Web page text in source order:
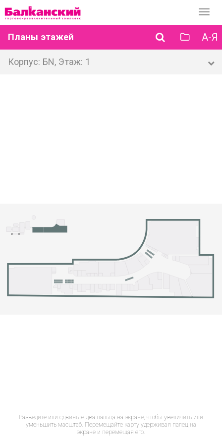
Планы этажей А-Я
Корпус: БN, Этаж: 1
Разведите или сдвиньте два пальца на экране, чтобы увеличить или
уменьшить масштаб. Перемещайте карту удерживая палец на
экране и перемещая его.